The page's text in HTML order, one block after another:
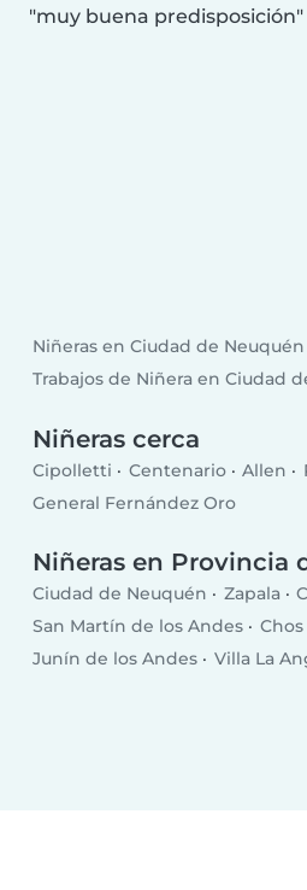
muy buena predisposición
Niñeras en Ciudad de Neuquén
Trabajos de Niñera en Ciudad
Niñeras cerca
Cipolletti Centenario Allen
General Fernández Oro
Niñeras en Provincia
Ciudad de Neuquén Zapala
San Martín de los Andes
Chos
Junín de los Andes
Villa La